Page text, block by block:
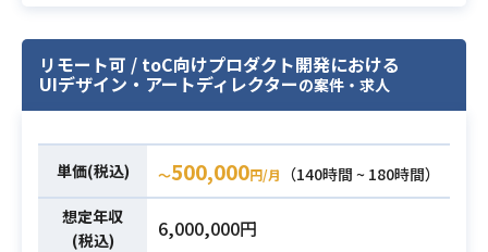
必須スキル
・ゲーム開発案件におけるアートデ
ィレクターとしての実務経験2年以上
・Photoshopなどのデザインツール
を用いたキャラクターイラストの制
作経験
・stable diffusionなどの画像生成AI
ツールを用いた画像生成の経験 ※ご
用意ある方は、生成AIのポートフォ
リモート可 / toC向けプロダクト開発における
UIデザイン・アートディレクターの案件・求人
単価(税込) 〜500,000円/月
（140時間 ~ 180時間）
想定年収
(税込)
6,000,000円